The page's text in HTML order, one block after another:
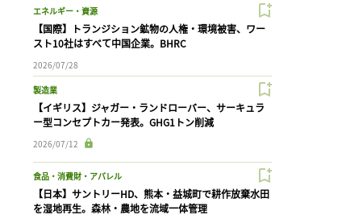
エネルギー・資源
【国際】トランジション鉱物の人権・環境被害、ワー
スト10社はすべて中国企業。BHRC
2026/07/28
製造業
【イギリス】ジャガー・ランドローバー、サーキュラ
ー型コンセプトカー発表。GHG1トン削減
2026/07/12
食品・消費財・アパレル
【日本】サントリーHD、熊本・益城町で耕作放棄水田
を湿地再生。森林・農地を流域一体管理